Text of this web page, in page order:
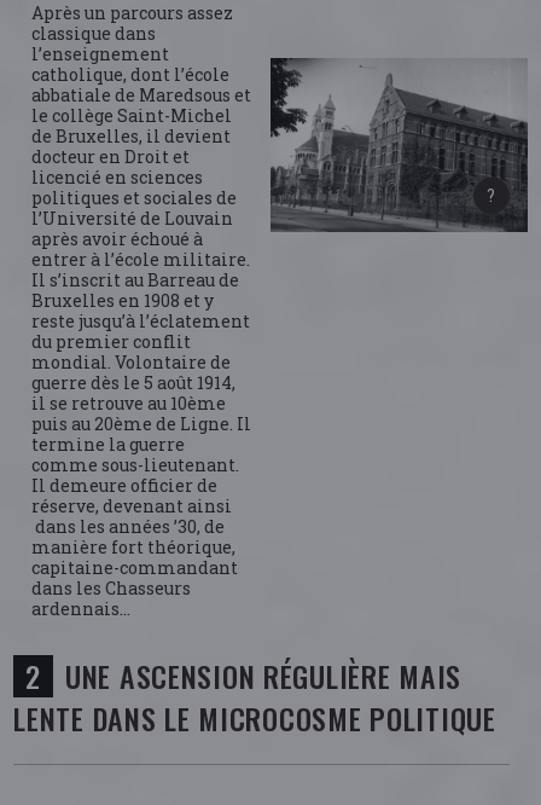
Après un parcours assez
classique dans
l’enseignement
catholique, dont l’école
abbatiale de Maredsous et
le collège Saint-Michel
de Bruxelles, il devient
docteur en Droit et
licencié en sciences
politiques et sociales de
l’Université de Louvain
après avoir échoué à
entrer à l’école militaire.
Il s’inscrit au Barreau de
Bruxelles en 1908 et y
reste jusqu’à l’éclatement
du premier conflit
mondial. Volontaire de
guerre dès le 5 août 1914,
il se retrouve au 10ème
puis au 20ème de Ligne. Il
termine la guerre
comme sous-lieutenant.
Il demeure officier de
réserve, devenant ainsi
dans les années ’30, de
manière fort théorique,
capitaine-commandant
dans les Chasseurs
ardennais…
UNE ASCENSION RÉGULIÈRE MAIS
LENTE DANS LE MICROCOSME POLITIQUE